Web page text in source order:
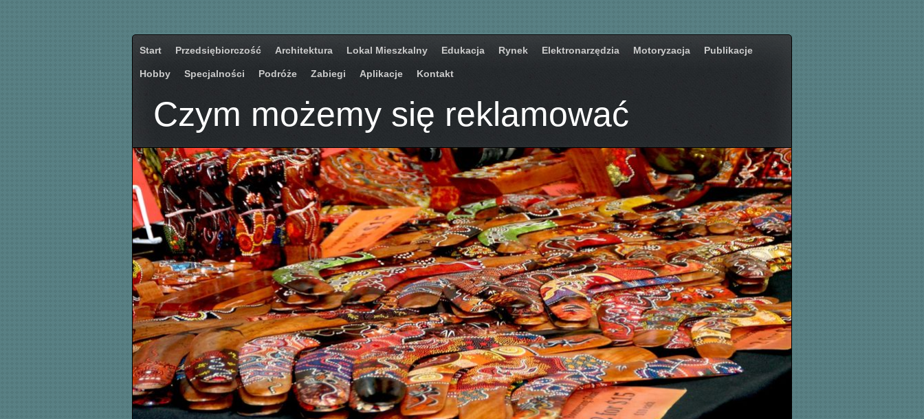
Start Przedsiębiorczość Architektura Lokal Mieszkalny Edukacja Rynek Elektronarzędzia Motoryzacja Publikacje
Hobby Specjalności Podróże Zabiegi Aplikacje Kontakt
Czym możemy się reklamować